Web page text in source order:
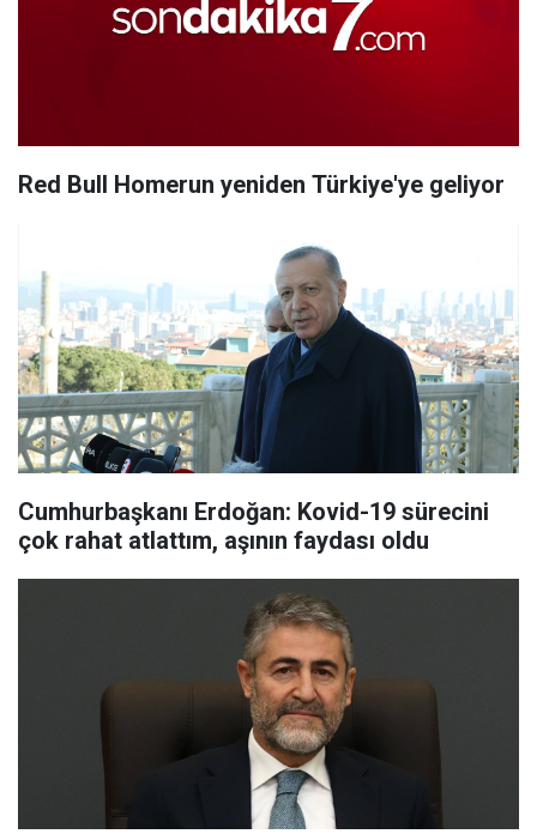
Red Bull Homerun yeniden Türkiye'ye geliyor
Cumhurbaşkanı Erdoğan: Kovid-19 sürecini
çok rahat atlattım, aşının faydası oldu